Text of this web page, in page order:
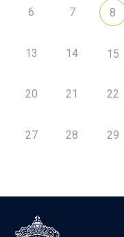
6 7 8
13 14 15
20 21 22
27 28 29